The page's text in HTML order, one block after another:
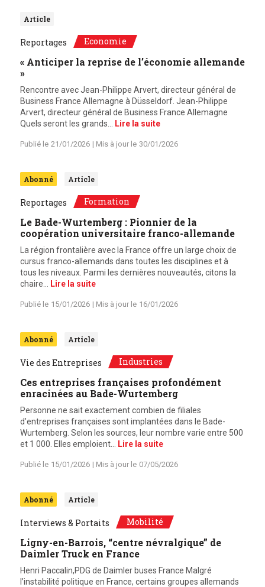
Article
Reportages Economie
« Anticiper la reprise de l’économie allemande
»
Rencontre avec Jean-Philippe Arvert, directeur général de
Business France Allemagne à Düsseldorf. Jean-Philippe
Arvert, directeur général de Business France Allemagne
Quels seront les grands…
Lire la suite
Publié le 21/01/2026 | Mis à jour le 30/01/2026
Abonné Article
Reportages Formation
Le Bade-Wurtemberg : Pionnier de la
coopération universitaire franco-allemande
La région frontalière avec la France offre un large choix de
cursus franco-allemands dans toutes les disciplines et à
tous les niveaux. Parmi les dernières nouveautés, citons la
chaire…
Lire la suite
Publié le 15/01/2026 | Mis à jour le 16/01/2026
Abonné Article
Vie des Entreprises Industries
Ces entreprises françaises profondément
enracinées au Bade-Wurtemberg
Personne ne sait exactement combien de filiales
d’entreprises françaises sont implantées dans le Bade-
Wurtemberg. Selon les sources, leur nombre varie entre 500
et 1 000. Elles emploient…
Lire la suite
Publié le 15/01/2026 | Mis à jour le 07/05/2026
Abonné Article
Interviews & Portaits Mobilité
Ligny-en-Barrois, “centre névralgique” de
Daimler Truck en France
Henri Paccalin,PDG de Daimler buses France Malgré
l’instabilité politique en France, certains groupes allemands